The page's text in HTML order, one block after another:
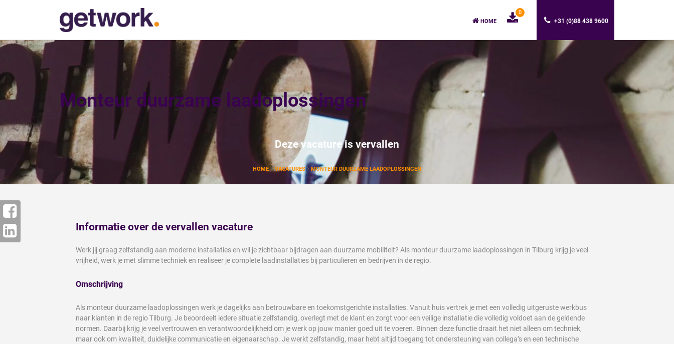
+31 (0)88 438 9600
HOME
0
Monteur duurzame laadoplossingen
Deze vacature is vervallen
HOME VACATURES MONTEUR DUURZAME LAADOPLOSSINGEN
Informatie over de vervallen vacature
Werk jij graag zelfstandig aan moderne installaties en wil je zichtbaar bijdragen aan duurzame mobiliteit? Als monteur duurzame laadoplossingen in Tilburg krijg je veel
vrijheid, werk je met slimme techniek en realiseer je complete laadinstallaties bij particulieren en bedrijven in de regio.
Omschrijving
Als monteur duurzame laadoplossingen werk je dagelijks aan betrouwbare en toekomstgerichte installaties. Vanuit huis vertrek je met een volledig uitgeruste werkbus
naar klanten in de regio Tilburg. Je beoordeelt iedere situatie zelfstandig, overlegt met de klant en zorgt voor een veilige installatie die volledig voldoet aan de geldende
normen. Daarbij krijg je veel vertrouwen en verantwoordelijkheid om je werk op jouw manier goed uit te voeren. Binnen deze functie draait het niet alleen om techniek,
maar ook om kwaliteit, duidelijke communicatie en eigenaarschap. Je werkt zelfstandig, maar hebt altijd toegang tot ondersteuning van collega’s en een technische